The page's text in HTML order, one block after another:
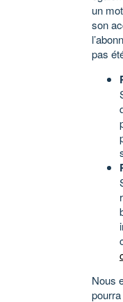
un
son
pas
Nous